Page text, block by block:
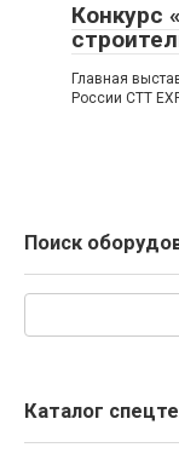
Конкурс
Главная
России CTT
Поиск
Каталог